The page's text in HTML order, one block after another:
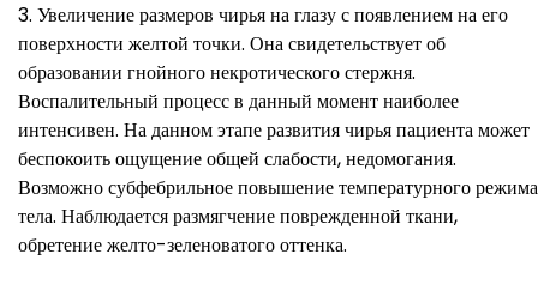
Увеличение размеров чирья на глазу с появлением на его
поверхности желтой точки. Она свидетельствует об
образовании гнойного некротического стержня.
Воспалительный процесс в данный момент наиболее
интенсивен. На данном этапе развития чирья пациента может
беспокоить ощущение общей слабости, недомогания.
Возможно субфебрильное повышение температурного режима
тела. Наблюдается размягчение поврежденной ткани,
обретение желто-зеленоватого оттенка.